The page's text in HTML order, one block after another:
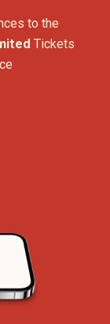
to the
Tickets